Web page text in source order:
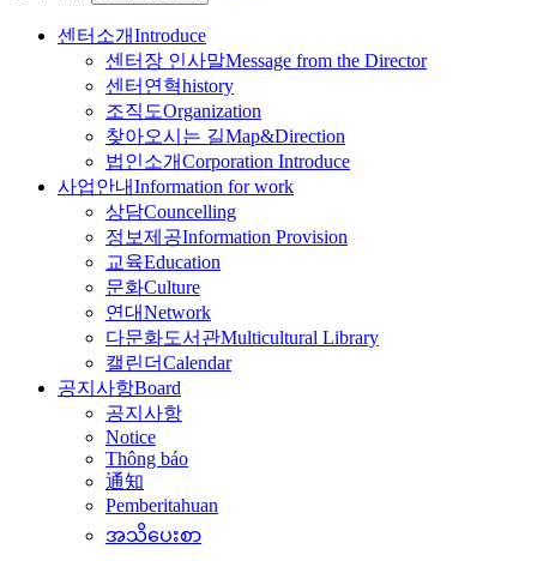
센터소개Introduce
센터장 인사말Message from the Director
센터연혁history
조직도Organization
찾아오시는 길Map&Direction
법인소개Corporation Introduce
사업안내Information for work
상담Councelling
정보제공Information Provision
교육Education
문화Culture
연대Network
다문화도서관Multicultural Library
캘린더Calendar
공지사항Board
공지사항
Notice
Thông báo
通知
Pemberitahuan
အသိပေးစာ